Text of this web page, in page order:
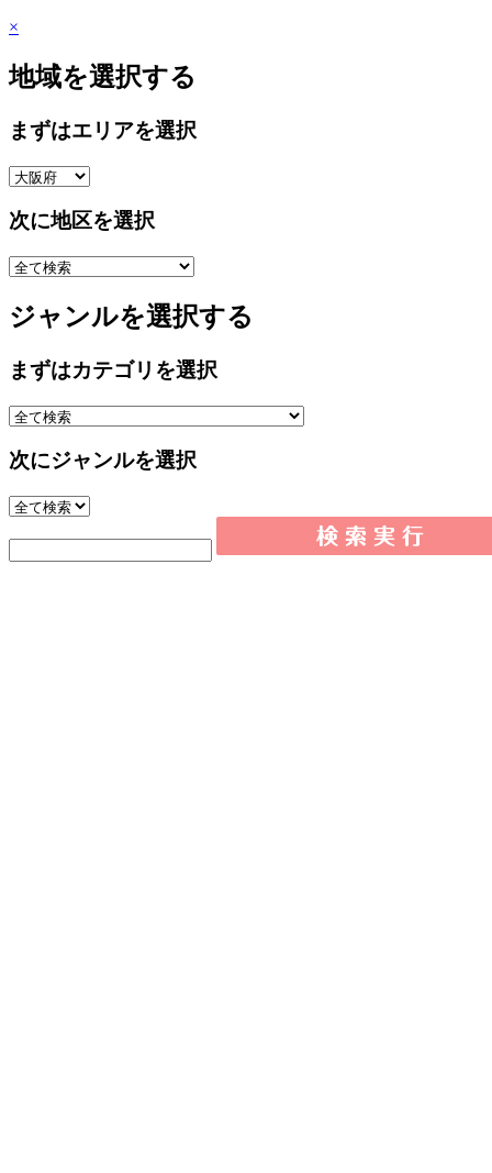
×
地域を選択する
まずはエリアを選択
次に地区を選択
ジャンルを選択する
まずはカテゴリを選択
次にジャンルを選択